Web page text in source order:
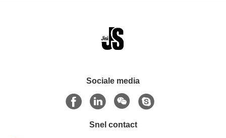
Sociale media
Snel contact